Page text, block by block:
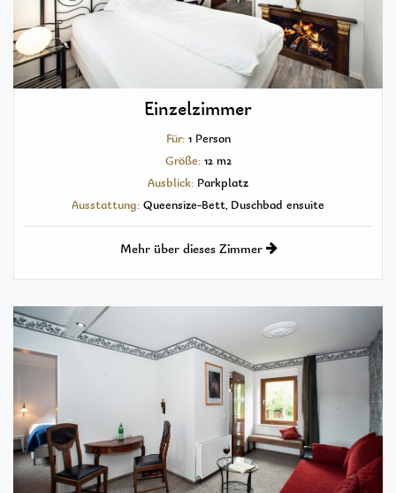
Einzelzimmer
Für:1 Person
Größe:12 m2
Ausblick: Parkplatz
Ausstattung: Queensize-Bett, Duschbad ensuite
Mehr über dieses Zimmer